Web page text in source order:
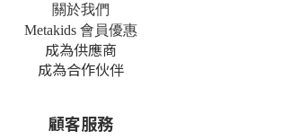
關於我們
Metakids 會員優惠
成為供應商
成為合作伙伴
顧客服務